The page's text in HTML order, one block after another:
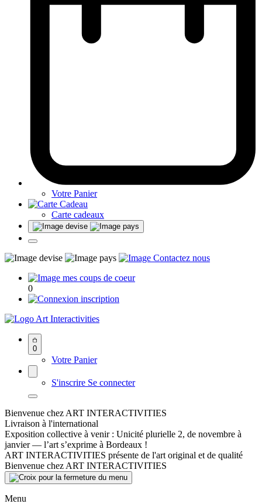
Votre Panier
Carte cadeaux
0
Art Interactivities
0
Votre Panier
S'inscrire Se connecter
Bienvenue chez ART INTERACTIVITIES
Livraison à l'international
Exposition collective à venir : Unicité plurielle 2, de novembre à
janvier — l’art s’exprime à Bordeaux !
ART INTERACTIVITIES présente de l'art original et de qualité
Bienvenue chez ART INTERACTIVITIES
Menu